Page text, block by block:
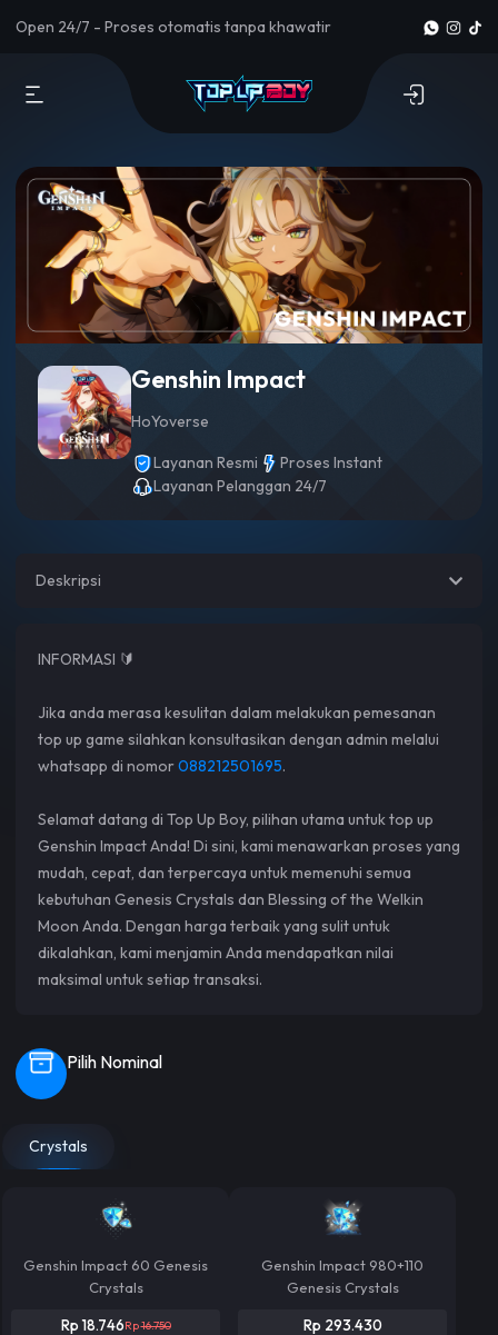
Open 24/7 - Proses otomatis tanpa khawatir
Genshin Impact
HoYoverse
Layanan Resmi
Proses Instant
Layanan Pelanggan 24/7
Deskripsi
INFORMASI 🔰
Jika anda merasa kesulitan dalam melakukan pemesanan
top up game silahkan konsultasikan dengan admin melalui
whatsapp di nomor088212501695.
Selamat datang di Top Up Boy, pilihan utama untuk top up
Genshin Impact Anda! Di sini, kami menawarkan proses yang
mudah, cepat, dan terpercaya untuk memenuhi semua
kebutuhan Genesis Crystals dan Blessing of the Welkin
Moon Anda. Dengan harga terbaik yang sulit untuk
dikalahkan, kami menjamin Anda mendapatkan nilai
maksimal untuk setiap transaksi.
Pilih Nominal
Crystals
Genshin Impact 60 Genesis
Crystals
Rp 18.746Rp16.750
Genshin Impact 980+110
Genesis Crystals
Rp 293.430